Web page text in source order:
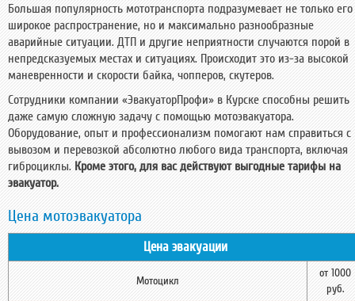
Большая популярность мототранспорта подразумевает не только его
широкое распространение, но и максимально разнообразные
аварийные ситуации. ДТП и другие неприятности случаются порой в
непредсказуемых местах и ситуациях. Происходит это из-за высокой
маневренности и скорости байка, чопперов, скутеров.
Сотрудники компании «ЭвакуаторПрофи» в Курске способны решить
даже самую сложную задачу с помощью мотоэвакуатора.
Оборудование, опыт и профессионализм помогают нам справиться с
вывозом и перевозкой абсолютно любого вида транспорта, включая
гиброциклы. Кроме этого, для вас действуют выгодные тарифы на
эвакуатор.
Цена мотоэвакуатора
Цена эвакуации
Мотоцикл
от 1000
руб.